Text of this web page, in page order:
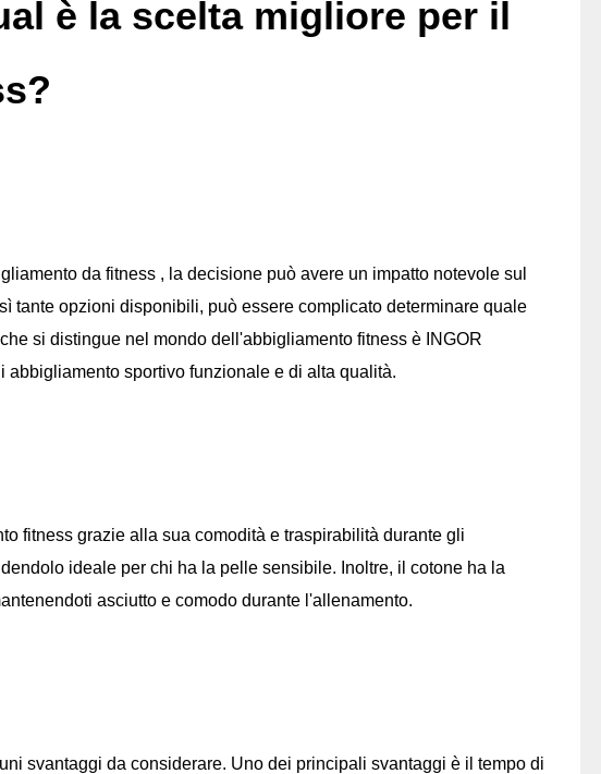
è la scelta migliore per il
da fitness , la decisione può avere un impatto notevole sul
tante opzioni disponibili, può essere complicato determinare quale
si distingue nel mondo dell'abbigliamento fitness è INGOR
sportivo funzionale e di alta qualità.
fitness grazie alla sua comodità e traspirabilità durante gli
ideale per chi ha la pelle sensibile. Inoltre, il cotone ha la
asciutto e comodo durante l'allenamento.
svantaggi da considerare. Uno dei principali svantaggi è il tempo di